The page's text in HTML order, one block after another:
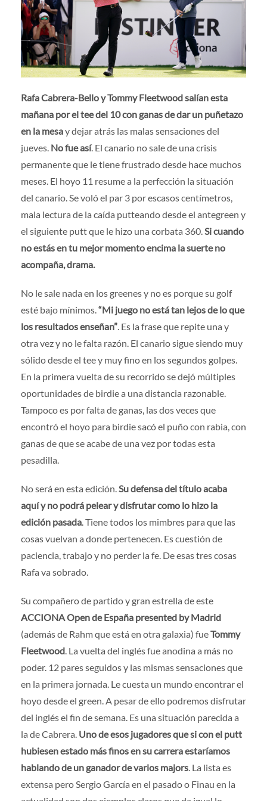
Prensa
| Voluntarios | Colaboradores | Contacto
ES
Rafa Cabrera-Bello y Tommy Fleetwood salían esta
mañana por el tee del 10 con ganas de dar un puñetazo
en la mesay dejar atrás las malas sensaciones del
jueves. No fue así. El canario no sale de una crisis
permanente que le tiene frustrado desde hace muchos
meses. El hoyo 11 resume a la perfección la situación
del canario. Se voló el par 3 por escasos centímetros,
mala lectura de la caída putteando desde el antegreen y
el siguiente putt que le hizo una corbata 360. Si cuando
no estás en tu mejor momento encima la suerte no
acompaña, drama.
No le sale nada en los greenes y no es porque su golf
esté bajo mínimos. “Mi juego no está tan lejos de lo que
los resultados enseñan” . Es la frase que repite una y
otra vez y no le falta razón. El canario sigue siendo muy
sólido desde el tee y muy fino en los segundos golpes.
En la primera vuelta de su recorrido se dejó múltiples
oportunidades de birdie a una distancia razonable.
Tampoco es por falta de ganas, las dos veces que
encontró el hoyo para birdie sacó el puño con rabia, con
ganas de que se acabe de una vez por todas esta
pesadilla.
No será en esta edición. Su defensa del título acaba
aquí y no podrá pelear y disfrutar como lo hizo la
edición pasada . Tiene todos los mimbres para que las
cosas vuelvan a donde pertenecen. Es cuestión de
paciencia, trabajo y no perder la fe. De esas tres cosas
Rafa va sobrado.
Su compañero de partido y gran estrella de este
ACCIONA Open de España presented by Madrid
(además de Rahm que está en otra galaxia) fueTommy
Fleetwood . La vuelta del inglés fue anodina a más no
poder. 12 pares seguidos y las mismas sensaciones que
en la primera jornada. Le cuesta un mundo encontrar el
hoyo desde el green. A pesar de ello podremos disfrutar
del inglés el fin de semana. Es una situación parecida a
la de Cabrera. Uno de esos jugadores que si con el putt
hubiesen estado más finos en su carrera estaríamos
hablando de un ganador de varios majors . La lista es
extensa pero Sergio García en el pasado o Finau en la